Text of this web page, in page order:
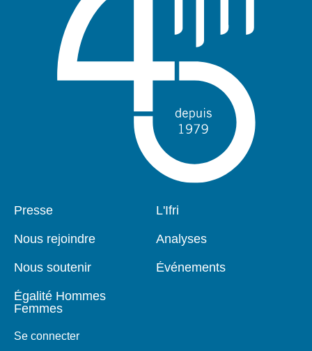
Pied
Presse
Nous rejoindre
Nous soutenir
Égalité Hommes
Femmes
Se connecter
Navigation
L'Ifri
Analyses
Événements